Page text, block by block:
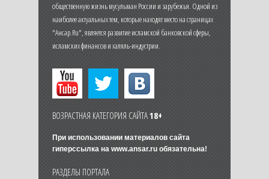
общественную жизнь мусульман России и зарубежья. Одной из
наиболее актуальных тем, которые находят место на страницах
"Ансар.Ru", является развитие исламской банковской сферы,
исламских финансов и халяль-индустрии.
ВОЗРАСТНАЯ КАТЕГОРИЯ САЙТА18+
При использовании материалов сайта
гиперссылка на www.ansar.ruобязательна!
РАЗДЕЛЫ ПОРТАЛА